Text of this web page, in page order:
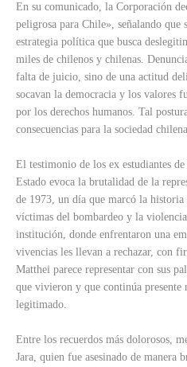
En su comunicado, la Corporación
peligrosa para Chile», señalando que
estrategia política que busca
miles de chilenos y chilenas.
falta de juicio, sino de una actitud
socavan la democracia y los valores
por los derechos humanos. Tal
consecuencias para la sociedad
El testimonio de los ex estudiantes
Estado evoca la brutalidad de la
de 1973, un día que marcó la
víctimas del bombardeo y la
institución, donde enfrentaron una
vivencias les llevan a rechazar, con
Matthei parece representar con sus
que vivieron y que continúa presente
legitimado.
Entre los recuerdos más dolorosos,
Jara, quien fue asesinado de manera